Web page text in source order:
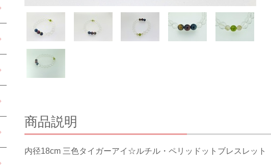
商品説明
内径18cm 三色タイガーアイ☆ルチル・ペリッドットブレスレット